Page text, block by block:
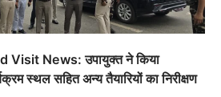
News: उपायुक्त ने किया
स्थल सहित अन्य तैयारियों का निरीक्षण